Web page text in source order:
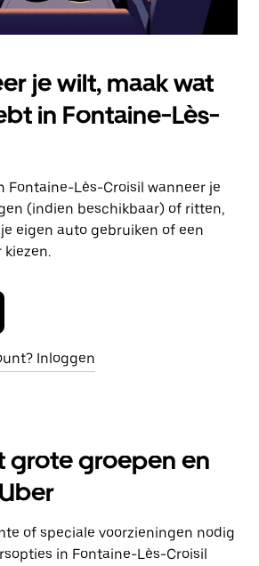
je wilt, maak wat
in Fontaine-Lès-
Fontaine-Lès-Croisil wanneer je
(indien beschikbaar) of ritten,
eigen auto gebruiken of een
kiezen.
Inloggen
grote groepen en
of speciale voorzieningen nodig
in Fontaine-Lès-Croisil